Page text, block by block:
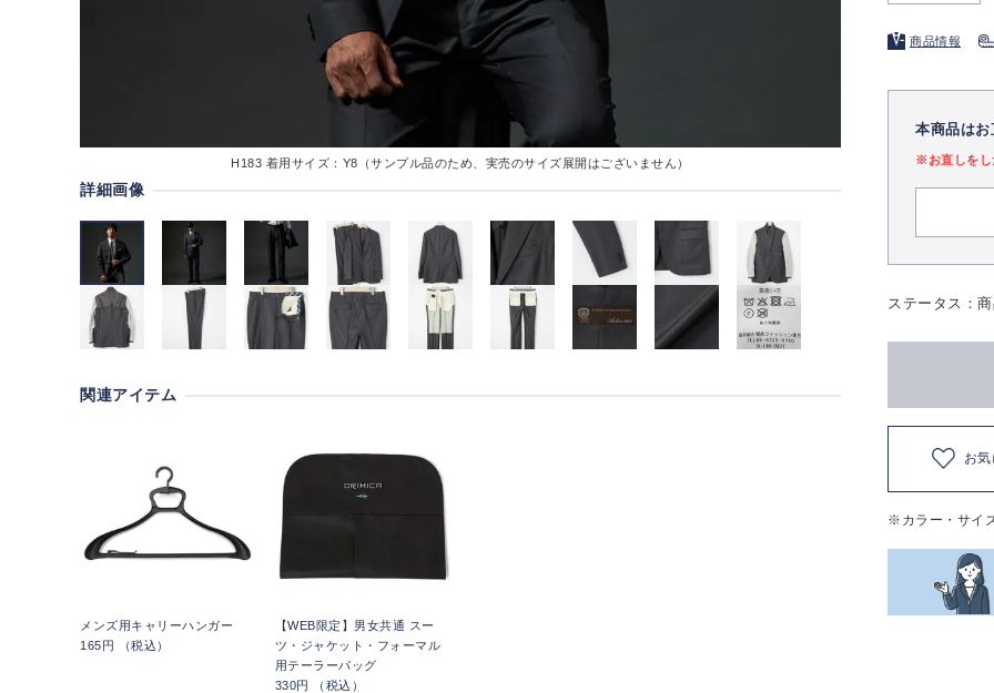
H183 着用サイズ：Y8（サンプル品のため、実売のサイズ展開はございません）
詳細画像
関連アイテム
メンズ用キャリーハンガー
165円 （税込）
【WEB限定】男女共通 スー
ツ・ジャケット・フォーマル
用テーラーバッグ
330円 （税込）
商品情報
本商品は
※お直しをし
ステータス：
お
※カラー・サイ